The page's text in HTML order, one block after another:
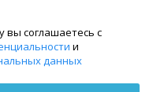
вы соглашаетесь с
и
данных